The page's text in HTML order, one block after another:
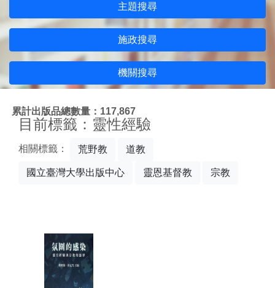
主題搜尋
施政搜尋
機關搜尋
累計出版品總數量：117,867
目前標籤：靈性經驗
相關標籤： 荒野教 道教
國立臺灣大學出版中心 靈恩基督教 宗教